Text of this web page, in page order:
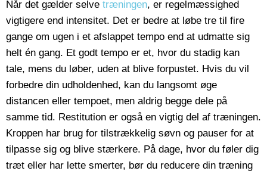
Når det gælder selve træningen, er regelmæssighed
vigtigere end intensitet. Det er bedre at løbe tre til fire
gange om ugen i et afslappet tempo end at udmatte sig
helt én gang. Et godt tempo er et, hvor du stadig kan
tale, mens du løber, uden at blive forpustet. Hvis du vil
forbedre din udholdenhed, kan du langsomt øge
distancen eller tempoet, men aldrig begge dele på
samme tid. Restitution er også en vigtig del af træningen.
Kroppen har brug for tilstrækkelig søvn og pauser for at
tilpasse sig og blive stærkere. På dage, hvor du føler dig
træt eller har lette smerter, bør du reducere din træning